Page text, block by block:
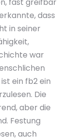
dass
in seiner
war
ein fb2 ein
Die
aber die
Festung
auch